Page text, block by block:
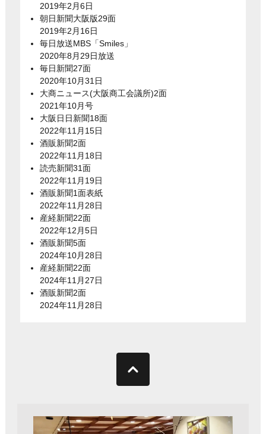
2019年2月6日
朝日新聞大阪版29面
2019年2月16日
毎日放送MBS「Smiles」
2020年8月29日放送
毎日新聞27面
2020年10月31日
大商ニュース(大阪商工会議所)2面
2021年10月号
大阪日日新聞18面
2022年11月15日
酒販新聞2面
2022年11月18日
読売新聞31面
2022年11月19日
酒販新聞1面表紙
2022年11月28日
産経新聞22面
2022年12月5日
酒販新聞5面
2024年10月28日
産経新聞22面
2024年11月27日
酒販新聞2面
2024年11月28日